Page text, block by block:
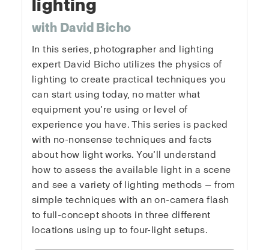
lighting
with David Bicho
In this series, photographer and lighting
expert David Bicho utilizes the physics of
lighting to create practical techniques you
can start using today, no matter what
equipment you’re using or level of
experience you have. This series is packed
with no-nonsense techniques and facts
about how light works. You’ll understand
how to assess the available light in a scene
and see a variety of lighting methods — from
simple techniques with an on-camera flash
to full-concept shoots in three different
locations using up to four-light setups.